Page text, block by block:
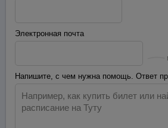
Электронная почта
Напишите, с чем нужна помощь. Ответ